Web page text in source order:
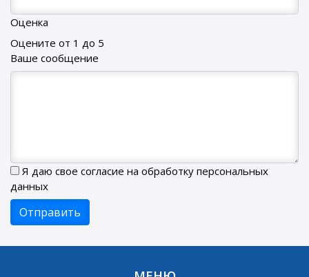
Оценка
Оцените от 1 до 5
Ваше сообщение
Я даю свое согласие на обработку персональных
данных